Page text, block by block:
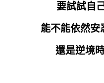
要試試自
能不能依然安
還是逆境